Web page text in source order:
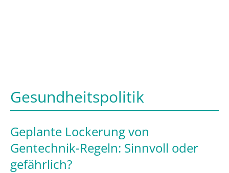
Gesundheitspolitik
Geplante Lockerung von
Gentechnik-Regeln: Sinnvoll oder
gefährlich?